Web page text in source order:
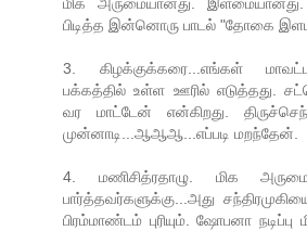
பிடித்த இன்னொரு பாடல் "தோகை
3. கிழக்குக்கரை...எங்கள்
பக்கத்தில் உள்ள ஊரில் எடுத்தது.
வர மாட்டேன் என்கிறது.
முன்னாடி...ஆஆஆ...எப்படி மறந்தேன்.
4. மணிசித்ரதாழு. மிக
பார்த்தவர்களுக்கு...அது
பிரம்மாண்டம் புரியும். ஷோபனா நடிப்பு